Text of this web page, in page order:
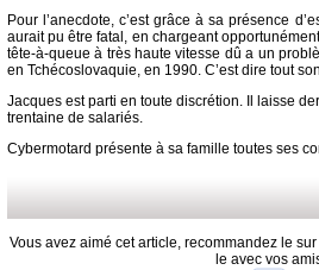
Pour l’anecdote, c’est grâce à sa présence
aurait pu être fatal, en chargeant
tête-à-queue à très haute vitesse dû a un
en Tchécoslovaquie, en 1990. C’est dire tout
Jacques est parti en toute discrétion. Il laisse
trentaine de salariés.
Cybermotard présente à sa famille toutes ses
Vous avez aimé cet article, recommandez le
le avec vos